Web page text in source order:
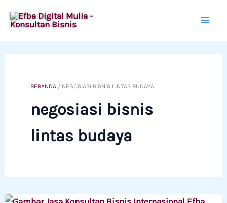
ke
BERANDA / NEGOSIASI BISNIS LINTAS BUDAYA
negosiasi bisnis
lintas budaya